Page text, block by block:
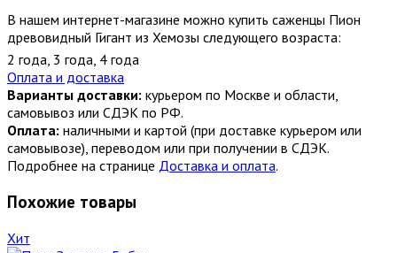
В нашем интернет-магазине можно купить саженцы Пион
древовидный Гигант из Хемозы следующего возраста:
2 года, 3 года, 4 года
Оплата и доставка
Варианты доставки: курьером по Москве и области,
самовывоз или СДЭК по РФ.
Оплата: наличными и картой (при доставке курьером или
самовывозе), переводом или при получении в СДЭК.
Подробнее на странице Доставка и оплата.
Похожие товары
Хит